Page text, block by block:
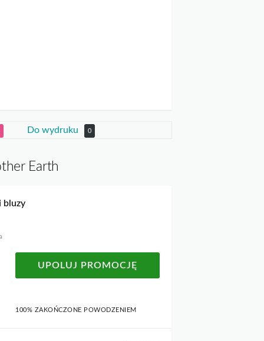
Do wydruku 0
Earth
bluzy
UPOLUJ PROMOCJĘ
100% ZAKOŃCZONE POWODZENIEM